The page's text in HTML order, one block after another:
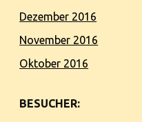
Dezember 2016
November 2016
Oktober 2016
BESUCHER: